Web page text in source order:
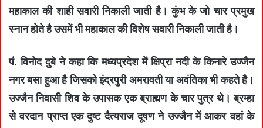
महाकाल की शाही सवारी निकाली जाती है। कुंभ के जो चार प्रमुख
स्नान होते है उसमें भी महाकाल की विशेष सवारी निकाली जाती है।
पं. विनोद दुबे ने कहा कि मध्यप्रदेश में क्षिप्रा नदी के किनारे उज्जैन
नगर बसा हुआ है जिसको इंद्रपुरी अमरावती या अवंतिका भी कहते है।
उज्जैन निवासी शिव के उपासक एक ब्राह्मण के चार पुत्र थे। ब्रम्हा
से वरदान प्राप्त एक दुष्ट दैत्यराज दूषण ने उज्जैन में आकर वहां के